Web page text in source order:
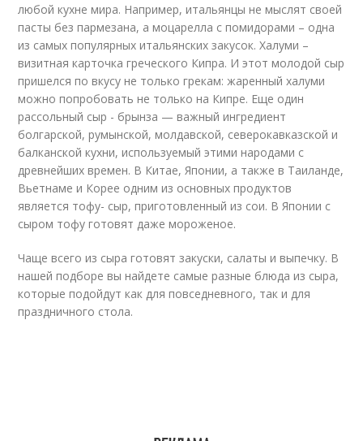
любой кухне мира. Например, итальянцы не мыслят своей
пасты без пармезана, а моцарелла с помидорами – одна
из самых популярных итальянских закусок. Халуми –
визитная карточка греческого Кипра. И этот молодой сыр
пришелся по вкусу не только грекам: жаренный халуми
можно попробовать не только на Кипре. Еще один
рассольный сыр - брынза — важный ингредиент
болгарской, румынской, молдавской, северокавказской и
балканской кухни, используемый этими народами с
древнейших времен. В Китае, Японии, а также в Таиланде,
Вьетнаме и Корее одним из основных продуктов
является тофу- сыр, приготовленный из сои. В Японии с
сыром тофу готовят даже мороженое.
Чаще всего из сыра готовят закуски, салаты и выпечку. В
нашей подборе вы найдете самые разные блюда из сыра,
которые подойдут как для повседневного, так и для
праздничного стола.